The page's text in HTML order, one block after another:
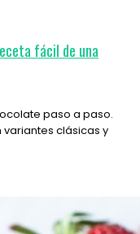
fácil de una
paso a paso.
clásicas y